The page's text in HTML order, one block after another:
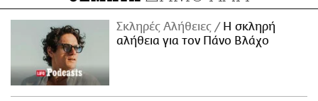
Σκληρές Αλήθειες
H σκληρή
αλήθεια για τον Πάνο Βλάχο